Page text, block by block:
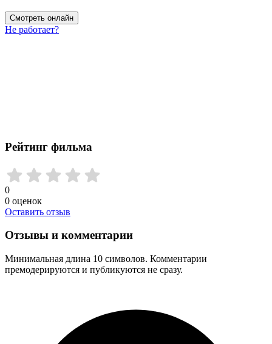
Смотреть онлайн
Не работает?
Рейтинг фильма
0
0 оценок
Оставить отзыв
Отзывы и комментарии
Минимальная длина 10 символов. Комментарии
премодерируются и публикуются не сразу.